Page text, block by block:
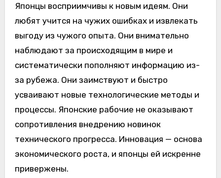
Японцы восприимчивы к новым идеям. Они
любят учится на чужих ошибках и извлекать
выгоду из чужого опыта. Они внимательно
наблюдают за происходящим в мире и
систематически пополняют информацию из-
за рубежа. Они заимствуют и быстро
усваивают новые технологические методы и
процессы. Японские рабочие не оказывают
сопротивления внедрению новинок
технического прогресса. Инновация — основа
экономического роста, и японцы ей искренне
привержены.